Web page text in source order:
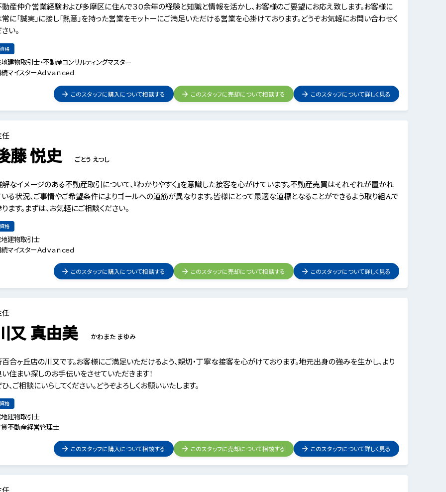
産仲介営業経験および多摩区に住んで３０余年の経験と知識と情報を活かし、お客様のご要望にお応え致します。お客様に
に「誠実」に接し「熱意」を持った営業をモットーにご満足いただける営業を心掛けております。どうぞお気軽にお問い合わせく
い。
格
建物取引士・不動産コンサルティングマスター
マイスターＡｄｖａｎｃｅｄ
このスタッフに購入について相談する このスタッフに売却について相談する このスタッフについて詳しく見る
藤 悦史 ごとう えつし
なイメージのある不動産取引について、『わかりやすく』を意識した接客を心がけています。不動産売買はそれぞれが置かれ
る状況、ご事情やご希望条件によりゴールへの道筋が異なります。皆様にとって最適な道標となることができるよう取り組んで
ます。まずは、お気軽にご相談ください。
格
建物取引士
マイスターＡｄｖａｎｃｅｄ
このスタッフに購入について相談する このスタッフに売却について相談する このスタッフについて詳しく見る
又 真由美 かわまた まゆみ
合ヶ丘店の川又です。お客様にご満足いただけるよう、親切・丁寧な接客を心がけております。地元出身の強みを生かし、より
住まい探しのお手伝いをさせていただきます！
、ご相談にいらしてください。どうぞよろしくお願いいたします。
格
建物取引士
不動産経営管理士
このスタッフに購入について相談する このスタッフに売却について相談する このスタッフについて詳しく見る